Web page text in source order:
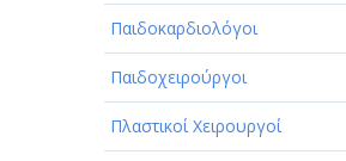
Παιδοκαρδιολόγοι
Παιδοχειρούργοι
Πλαστικοί Χειρουργοί